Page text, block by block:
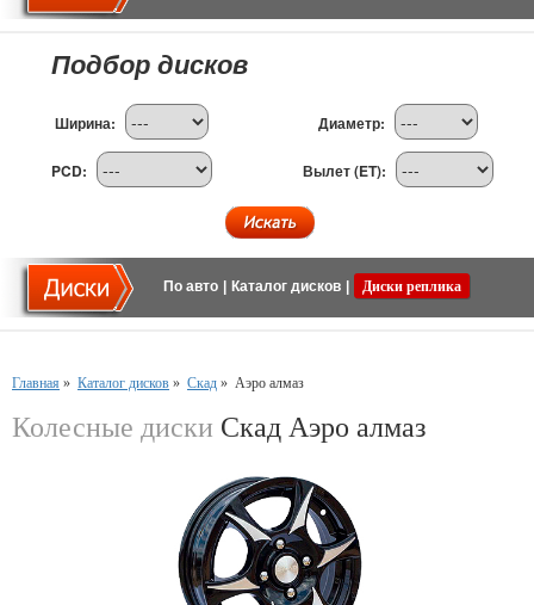
Подбор дисков
Ширина: Диаметр:
PCD: Вылет (ET):
По авто Каталог дисков Диски реплика
Главная » Каталог дисков » Скад » Аэро алмаз
Колесные диски Скад Аэро алмаз